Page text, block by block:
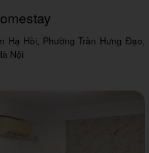
Hạ Hồi, Phường Trần Hưng Đạo,
Nội